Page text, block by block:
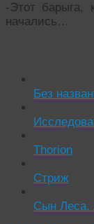
-Этот барыга,
начались…
Без
Thorion
Стриж
Сын Леса.